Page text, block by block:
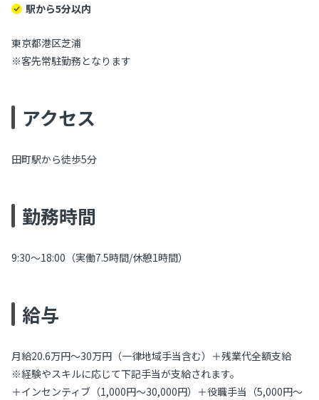
駅から5分以内
東京都港区芝浦
※客先常駐勤務となります
アクセス
田町駅から徒歩5分
勤務時間
9:30～18:00（実働7.5時間/休憩1時間）
給与
月給20.6万円～30万円（一律地域手当含む）＋残業代全額支給
※経験やスキルに応じて下記手当が支給されます。
＋インセンティブ（1,000円～30,000円）＋役職手当（5,000円～